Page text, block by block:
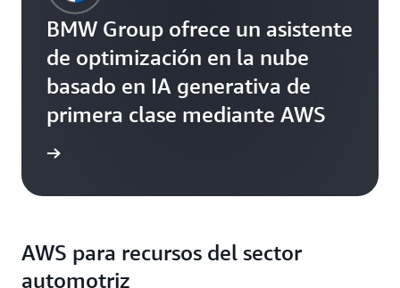
BMW Group ofrece un asistente
de optimización en la nube
basado en IA generativa de
primera clase mediante AWS
AWS para recursos del sector
automotriz